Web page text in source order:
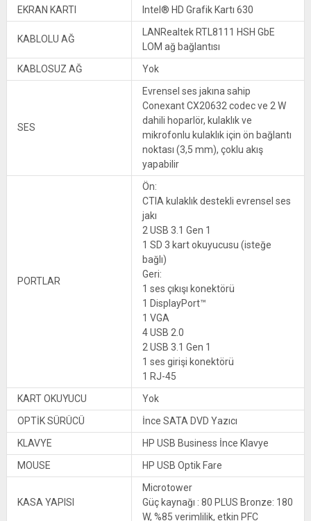
EKRAN KARTI
Intel® HD Grafik Kartı 630
KABLOLU AĞ
LANRealtek RTL8111 HSH GbE
LOM ağ bağlantısı
KABLOSUZ AĞ
Yok
SES
Evrensel ses jakına sahip
Conexant CX20632 codec ve 2 W
dahili hoparlör, kulaklık ve
mikrofonlu kulaklık için ön bağlantı
noktası (3,5 mm), çoklu akış
yapabilir
PORTLAR
Ön:
CTIA kulaklık destekli evrensel ses
jakı
2 USB 3.1 Gen 1
1 SD 3 kart okuyucusu (isteğe
bağlı)
Geri:
1 ses çıkışı konektörü
1 DisplayPort™
1 VGA
4 USB 2.0
2 USB 3.1 Gen 1
1 ses girişi konektörü
1 RJ-45
KART OKUYUCU
Yok
OPTİK SÜRÜCÜ
İnce SATA DVD Yazıcı
KLAVYE
HP USB Business İnce Klavye
MOUSE
HP USB Optik Fare
KASA YAPISI
Microtower
Güç kaynağı : 80 PLUS Bronze: 180
W, %85 verimlilik, etkin PFC